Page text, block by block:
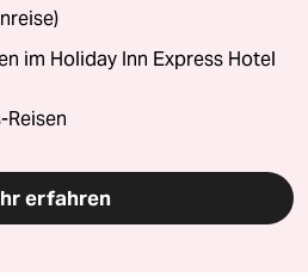
im Holiday Inn Express Hotel
Reisen
erfahren